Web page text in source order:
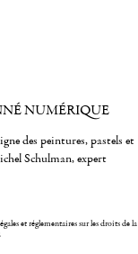
NUMÉRIQUE
des peintures, pastels et
Schulman, expert
et réglementaires sur les droits de la